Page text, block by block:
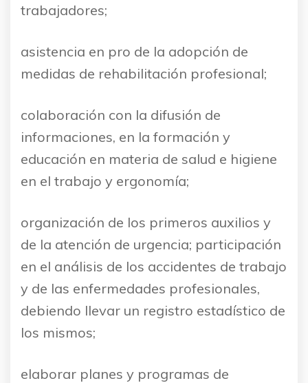
trabajadores;
asistencia en pro de la adopción de
medidas de rehabilitación profesional;
colaboración con la difusión de
informaciones, en la formación y
educación en materia de salud e higiene
en el trabajo y ergonomía;
organización de los primeros auxilios y
de la atención de urgencia; participación
en el análisis de los accidentes de trabajo
y de las enfermedades profesionales,
debiendo llevar un registro estadístico de
los mismos;
elaborar planes y programas de